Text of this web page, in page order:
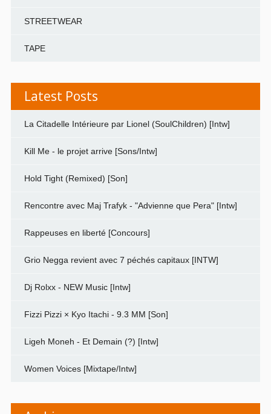
STREETWEAR
TAPE
Latest Posts
La Citadelle Intérieure par Lionel (SoulChildren) [Intw]
Kill Me - le projet arrive [Sons/Intw]
Hold Tight (Remixed) [Son]
Rencontre avec Maj Trafyk - "Advienne que Pera" [Intw]
Rappeuses en liberté [Concours]
Grio Negga revient avec 7 péchés capitaux [INTW]
Dj Rolxx - NEW Music [Intw]
Fizzi Pizzi × Kyo Itachi - 9.3 MM [Son]
Ligeh Moneh - Et Demain (?) [Intw]
Women Voices [Mixtape/Intw]